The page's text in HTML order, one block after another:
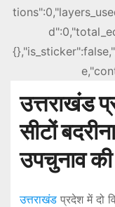
उत्तराखंड
सीटों
उपचुनाव
उत्तराखंडप्रदेश में दो